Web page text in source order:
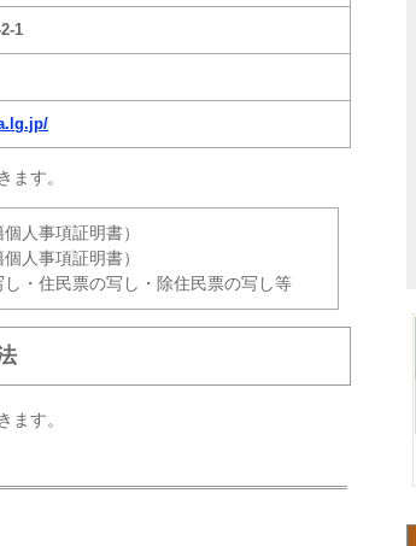
1
ます。
人事項証明書）
人事項証明書）
・住民票の写し・除住民票の写し等
ます。